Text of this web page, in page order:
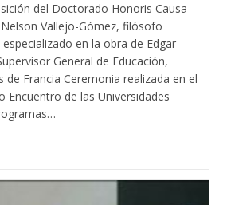
del Doctorado Honoris Causa
Vallejo-Gómez, filósofo
en la obra de Edgar
General de Educación,
de Francia Ceremonia realizada en el
Encuentro de las Universidades